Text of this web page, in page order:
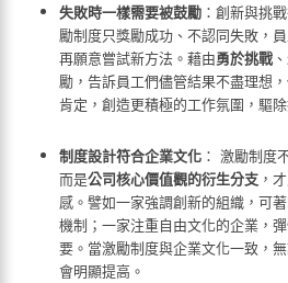
失敗時一樣需要被鼓勵：創新與挑
勵制度只獎勵成功、不認同失敗，
再願意嘗試新方法。藉由勇於挑戰、
勵，告訴員工們儘管結果不盡理想
肯定，創造更積極的工作氛圍，驅
制度設計符合企業文化： 激勵制度
而是公司核心價值觀的衍生分支，
感。譬如一家強調創新的組織，可
機制；一家注重自由文化的企業，
要。當激勵制度與企業文化一致，
會明顯提高。